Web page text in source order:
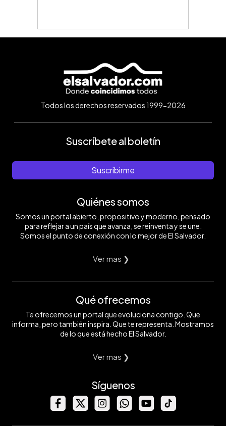
Todos los derechos reservados 1999-2026
Suscríbete al boletín
Suscribirme
Quiénes somos
Somos un portal abierto, propositivo y moderno, pensado
para reflejar a un país que avanza, se reinventa y se une.
Somos el punto de conexión con lo mejor de El Salvador.
Ver mas ❯
Qué ofrecemos
Te ofrecemos un portal que evoluciona contigo. Que
informa, pero también inspira. Que te representa. Mostramos
de lo que está hecho El Salvador.
Ver mas ❯
Síguenos